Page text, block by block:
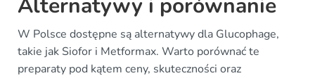
Alternatywy i porównanie
W Polsce dostępne są alternatywy dla Glucophage,
takie jak Siofor i Metformax. Warto porównać te
preparaty pod kątem ceny, skuteczności oraz